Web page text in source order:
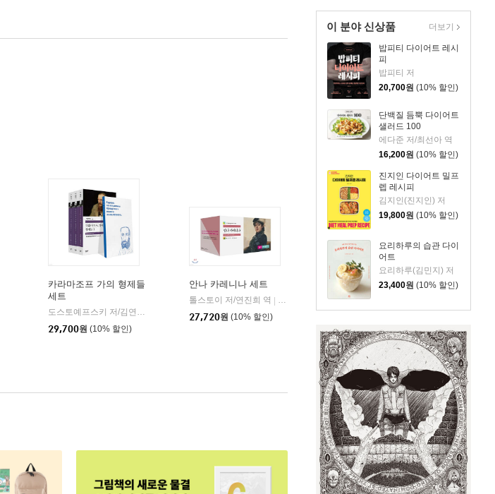
이 분야 신상품
밥피티 다이어트 레시
피
밥피티 저
20,700원 (10% 할인)
단백질 듬뿍 다이어트
샐러드 100
에다준 저/최선아 역
16,200원 (10% 할인)
진지인 다이어트 밀프
렙 레시피
김지인(진지인) 저
19,800원 (10% 할인)
요리하루의 습관 다이
어트
요리하루(김민지) 저
23,400원 (10% 할인)
더보기
카라마조프 가의 형제들
세트
도스토예프스키 저/김연경 역
29,700원 (10% 할인)
안나 카레니나 세트
톨스토이 저/연진희 역
민음사
27,720원 (10% 할인)